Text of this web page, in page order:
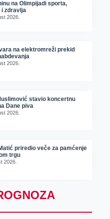
na Olimpijadi sporta,
i zdravlja
2026.
na elektromreži prekid
2026.
stavio koncertnu
Dane piva
2026.
priredio veče za pamćenje
trgu
2026.